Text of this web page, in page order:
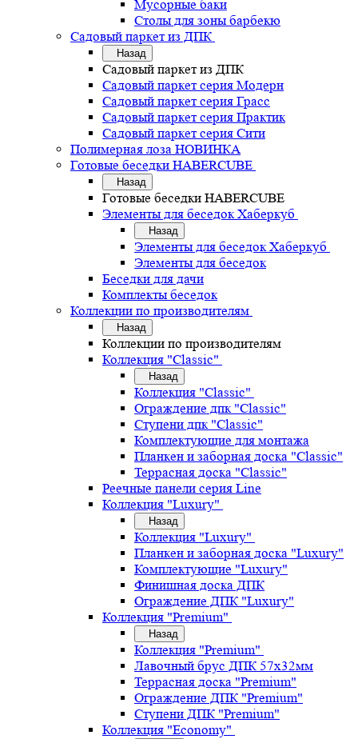
Мусорные баки
Столы для зоны барбекю
Садовый паркет из ДПК
Назад
Садовый паркет из ДПК
Садовый паркет серия Mодерн
Садовый паркет серия Грасс
Садовый паркет серия Практик
Садовый паркет серия Сити
Полимерная лоза НОВИНКА
Готовые беседки HABERCUBE
Назад
Готовые беседки HABERCUBE
Элементы для беседок Хаберкуб
Назад
Элементы для беседок Хаберкуб
Элементы для беседок
Беседки для дачи
Комплекты беседок
Коллекции по производителям
Назад
Коллекции по производителям
Коллекция "Classic"
Назад
Коллекция "Classic"
Ограждение дпк "Classic"
Ступени дпк "Classic"
Комплектующие для монтажа
Планкен и заборная доска "Classic"
Террасная доска "Classic"
Реечные панели серия Line
Коллекция "Luxury"
Назад
Коллекция "Luxury"
Планкен и заборная доска "Luxury"
Комплектующие "Luxury"
Финишная доска ДПК
Ограждение ДПК "Luxury"
Коллекция "Premium"
Назад
Коллекция "Premium"
Лавочный брус ДПК 57х32мм
Террасная доска "Premium"
Ограждение ДПК "Premium"
Ступени ДПК "Premium"
Коллекция "Economy"